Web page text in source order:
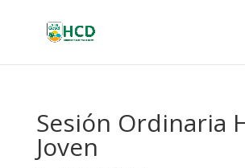
Sesión Ordinaria
Joven